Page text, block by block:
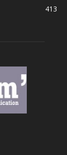
413